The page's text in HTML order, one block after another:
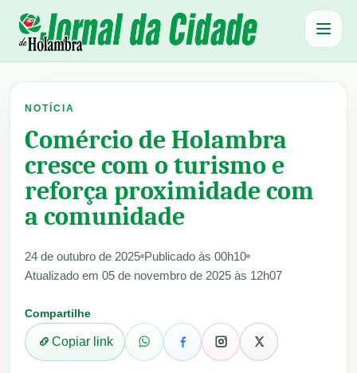
Abrir
NOTÍCIA
Comércio de Holambra
cresce com o turismo e
reforça proximidade com
a comunidade
24 de outubro de 2025 Publicado às 00h10
Atualizado em 05 de novembro de 2025 às 12h07
Compartilhe
Copiar link